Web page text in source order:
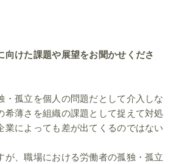
けた課題や展望をお聞かせくださ
・孤立を個人の問題だとして介入しな
希薄さを組織の課題として捉えて対処
業によっても差が出てくるのではない
が、職場における労働者の孤独・孤立